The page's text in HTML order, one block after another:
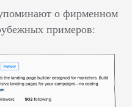
о фирменном
примеров: